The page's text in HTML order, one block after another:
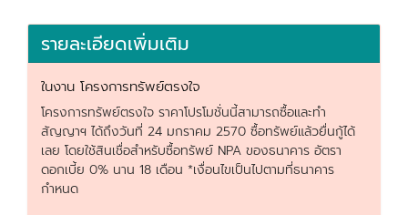
รายละเอียดเพิ่มเติม
ในงาน โครงการทรัพย์ตรงใจ
โครงการทรัพย์ตรงใจ ราคาโปรโมชั่นนี้สามารถซื้อและทำ
สัญญาฯ ได้ถึงวันที่ 24 มกราคม 2570 ซื้อทรัพย์แล้วยื่นกู้ได้
เลย โดยใช้สินเชื่อสำหรับซื้อทรัพย์ NPA ของธนาคาร อัตรา
ดอกเบี้ย 0% นาน 18 เดือน *เงื่อนไขเป็นไปตามที่ธนาคาร
กำหนด